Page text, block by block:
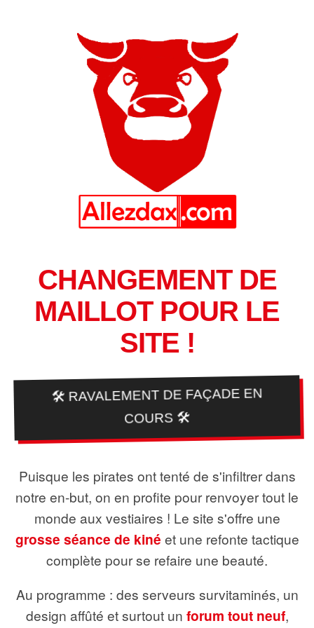
CHANGEMENT DE
MAILLOT POUR LE
SITE !
🛠️ RAVALEMENT DE FAÇADE EN
COURS 🛠️
Puisque les pirates ont tenté de s'infiltrer dans
notre en-but, on en profite pour renvoyer tout le
monde aux vestiaires ! Le site s'offre une
grosse séance de kiné et une refonte tactique
complète pour se refaire une beauté.
Au programme : des serveurs survitaminés, un
design affûté et surtout un forum tout neuf,